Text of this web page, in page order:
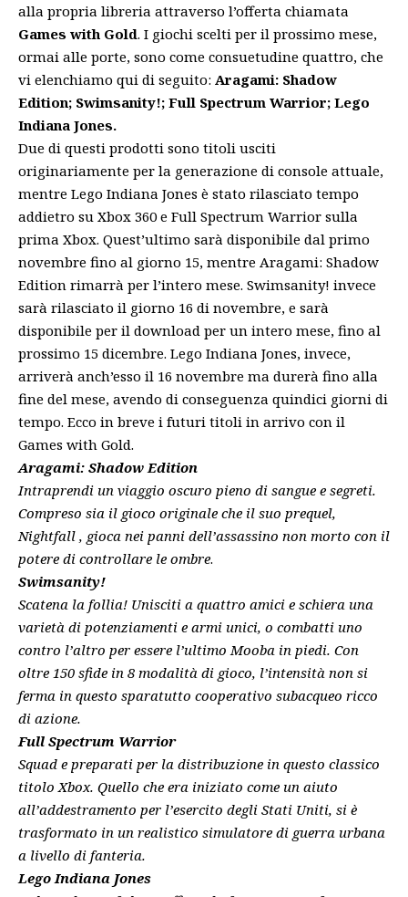
alla propria libreria attraverso l’offerta chiamata
Games with Gold. I giochi scelti per il prossimo mese,
ormai alle porte, sono come consuetudine quattro, che
vi elenchiamo qui di seguito: Aragami: Shadow
Edition; Swimsanity!; Full Spectrum Warrior; Lego
Indiana Jones.
Due di questi prodotti sono titoli usciti
originariamente per la generazione di console attuale,
mentre Lego Indiana Jones è stato rilasciato tempo
addietro su Xbox 360 e Full Spectrum Warrior sulla
prima Xbox. Quest’ultimo sarà disponibile dal primo
novembre fino al giorno 15, mentre Aragami: Shadow
Edition rimarrà per l’intero mese. Swimsanity! invece
sarà rilasciato il giorno 16 di novembre, e sarà
disponibile per il download per un intero mese, fino al
prossimo 15 dicembre. Lego Indiana Jones, invece,
arriverà anch’esso il 16 novembre ma durerà fino alla
fine del mese, avendo di conseguenza quindici giorni di
tempo. Ecco in breve i futuri titoli in arrivo con il
Games with Gold.
Aragami: Shadow Edition
Intraprendi un viaggio oscuro pieno di sangue e segreti.
Compreso sia il gioco originale che il suo prequel,
Nightfall , gioca nei panni dell’assassino non morto con il
potere di controllare le ombre.
Swimsanity!
Scatena la follia! Unisciti a quattro amici e schiera una
varietà di potenziamenti e armi unici, o combatti uno
contro l’altro per essere l’ultimo Mooba in piedi. Con
oltre 150 sfide in 8 modalità di gioco, l’intensità non si
ferma in questo sparatutto cooperativo subacqueo ricco
di azione.
Full Spectrum Warrior
Squad e preparati per la distribuzione in questo classico
titolo Xbox. Quello che era iniziato come un aiuto
all’addestramento per l’esercito degli Stati Uniti, si è
trasformato in un realistico simulatore di guerra urbana
a livello di fanteria.
Lego Indiana Jones